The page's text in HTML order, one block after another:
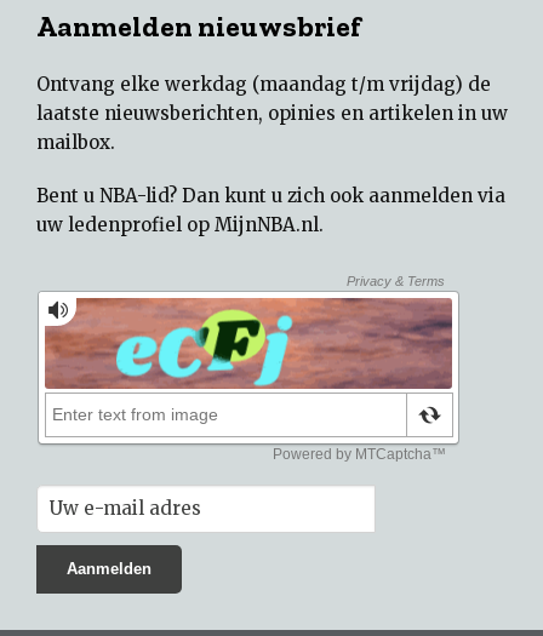
Aanmelden nieuwsbrief
Ontvang elke werkdag (maandag t/m vrijdag) de
laatste nieuwsberichten, opinies en artikelen in uw
mailbox.
Bent u NBA-lid? Dan kunt u zich ook aanmelden via
uw ledenprofiel op MijnNBA.nl.